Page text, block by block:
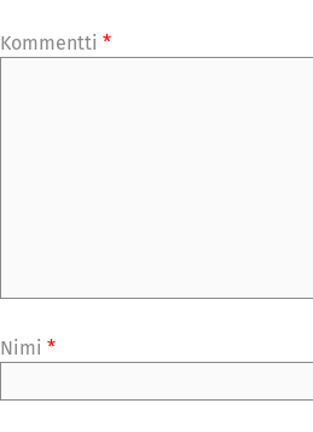
Kommentti *
Nimi *